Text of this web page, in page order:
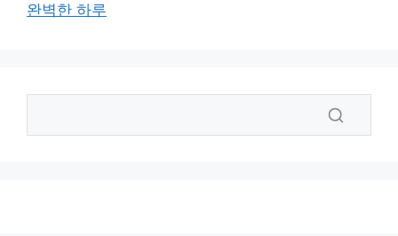
완벽한 하루